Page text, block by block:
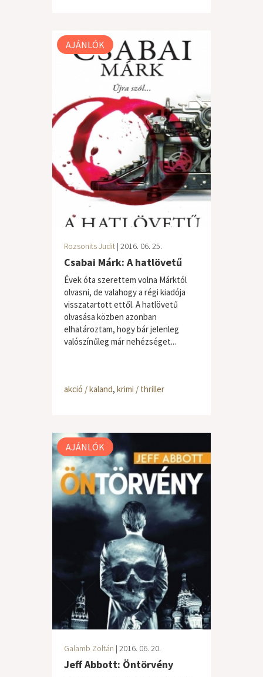
AJÁNLÓK
Rozsonits Judit | 2016. 06. 25.
Csabai Márk: A hatlövetű
Évek óta szerettem volna Márktól
olvasni, de valahogy a régi kiadója
visszatartott ettől. A hatlövetű
olvasása közben azonban
elhatároztam, hogy bár jelenleg
valószínűleg már nehézséget...
akció / kaland, krimi / thriller
AJÁNLÓK
Galamb Zoltán | 2016. 06. 20.
Jeff Abbott: Öntörvény